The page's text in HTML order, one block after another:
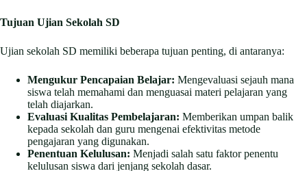
Tujuan Ujian Sekolah SD
Ujian sekolah SD memiliki beberapa tujuan penting, di antaranya:
Mengukur Pencapaian Belajar: Mengevaluasi sejauh mana
siswa telah memahami dan menguasai materi pelajaran yang
telah diajarkan.
Evaluasi Kualitas Pembelajaran: Memberikan umpan balik
kepada sekolah dan guru mengenai efektivitas metode
pengajaran yang digunakan.
Penentuan Kelulusan: Menjadi salah satu faktor penentu
kelulusan siswa dari jenjang sekolah dasar.